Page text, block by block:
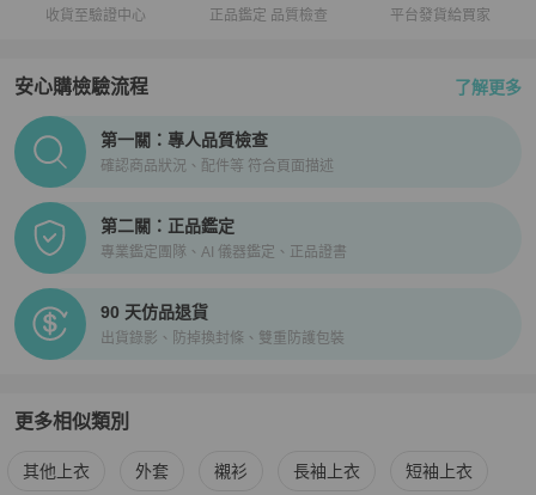
★ 商品為國際運送，可能產生關稅由買家自行負擔
★ 依寄達國家區域、驗關、航班或氣候等不可控因素而異
【商品瑕疵說明】
★ 二手商品非新品，圖文已盡力完整敘述細節，請買家務必將商品照
片放大看，並綜合商品圖片和文字去綜合考量與判斷
★ 日本中古名牌行業統一的分級標準非常嚴謹，商品狀況已於說明處
明確標示等級，如下單即表示可接受商品狀況，如有疑問請聊聊確認
★ 包袋尺寸由於測量手法不同，誤差在1cm-3cm屬於正常範圍，正
常範圍內誤差不作為退換貨依據
【中文客戶服務】
★ APP 版聊聊服務時間 : 周一到周五 10:00-17:30 (日本國定假日除
★ 本賣場所有商品資訊均為日本 BrandOff 提供，商品從日本發貨，
收貨至驗證中心 正品鑑定 品質檢查 平台發貨給買家
安心購檢驗流程 了解更多
PopChill拍拍圈正品驗證、安心購檢驗流程介紹
第一關：專人品質檢查
確認商品狀況、配件等 符合頁面描述
第二關：正品鑑定
專業鑑定團隊、AI 儀器鑑定、正品證書
90 天仿品退貨
出貨錄影、防掉換封條、雙重防護包裝
更多相似類別
更多Moncler 男裝相似商品推薦
其他上衣 外套 襯衫 長袖上衣 短袖上衣